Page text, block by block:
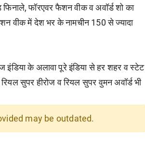
फॉरएवर फैशन वीक व अवॉर्ड शो का
वीक में देश भर के नामचीन 150 से ज्यादा
इंडिया के अलावा पूरे इंडिया से हर शहर व स्टेट
सुपर हीरोज व रियल सुपर वुमन अवॉर्ड भी
may be outdated.